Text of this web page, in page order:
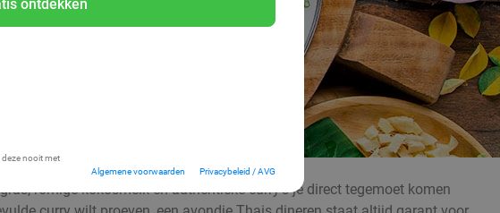
ontdekken
deze nooit met
Algemene voorwaarden Privacybeleid / AVG
romige kokosmelk en authentieke curry’s je direct tegemoet komen